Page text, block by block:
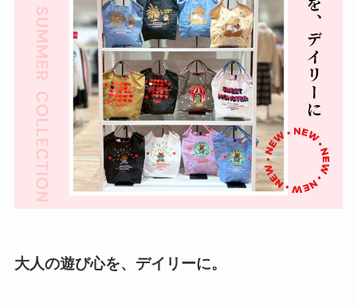
大人の遊び心を、デイリーに。